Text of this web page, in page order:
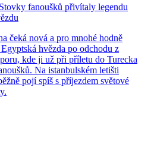
fanoušků přivítaly legendu
čeká nová a pro mnohé hodně
hvězda po odchodu z
kde ji už při příletu do Turecka
Na istanbulském letišti
pojí spíš s příjezdem světové